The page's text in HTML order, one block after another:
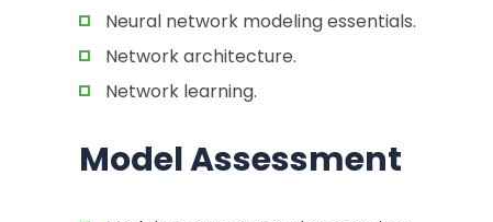
Neural network modeling essentials.
Network architecture.
Network learning.
Model Assessment